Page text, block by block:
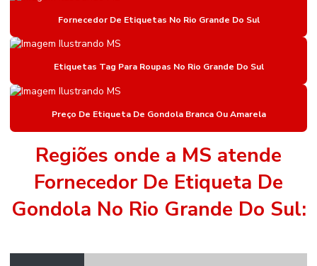
Etiqueta De Gondola Branca
Etiqueta De Gondola Compatível Com Impressora
Etiqueta De Gondola Para Impressora Argox
Etiqueta Nylon Resinado
Etiqueta Nylon Resinado Para Colchões
Etiqueta Para Identificação De Estoque
Etiqueta Para Roupas
Etiqueta Térmica Adesiva
Etiquetas Adesivas
Fornecedor De Etiquetas No Rio Grande Do Sul
Etiquetas Tag Para Roupas No Rio Grande Do Sul
Preço De Etiqueta De Gondola Branca Ou Amarela
Regiões onde a MS atende
Fornecedor De Etiqueta De
Gondola No Rio Grande Do Sul: